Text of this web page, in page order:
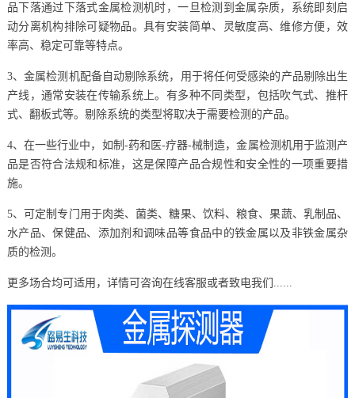
品下落通过下落式金属检测机时，一旦检测到金属杂质，系统即刻启
动分离机构排除可疑物品。具有安装简单、灵敏度高、维修方便，效
率高、稳定可靠等特点。
3、金属检测机配备自动剔除系统，用于将任何受感染的产品剔除出生
产线，通常安装在传输系统上。有多种不同类型，包括吹气式、推杆
式、翻板式等。剔除系统的类型将取决于需要检测的产品。
4、在一些行业中，如制-药和医-疗器-械制造，金属检测机用于监测产
品是否符合法规和标准，这是保障产品合规性和安全性的一项重要措
施。
5、可定制专门用于肉类、菌类、糖果、饮料、粮食、果蔬、乳制品、
水产品、保健品、添加剂和调味品等食品中的铁金属以及非铁金属杂
质的检测。
更多场合均可适用，详情可咨询在线客服或者致电我们......